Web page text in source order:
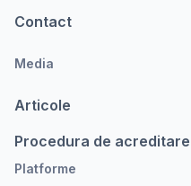
Contact
Media
Articole
Procedura de
Platforme